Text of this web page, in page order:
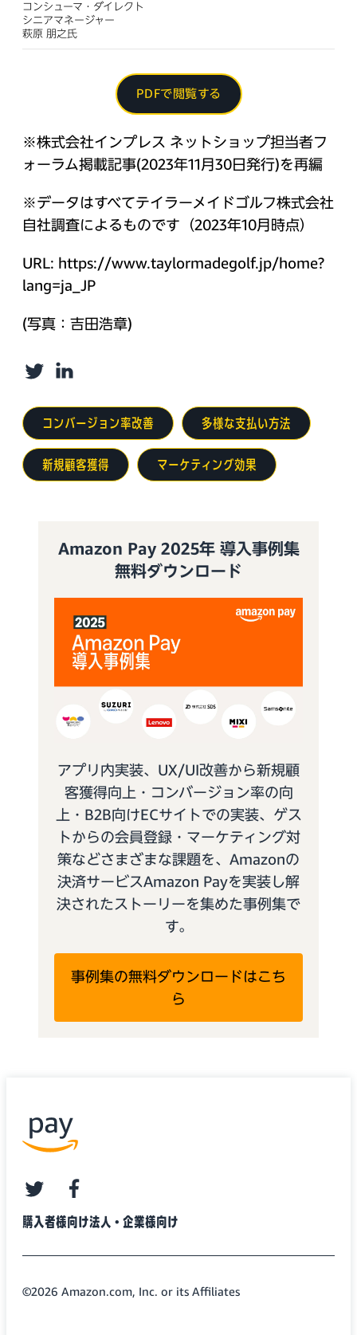
コンシューマ・ダイレクト
シニアマネージャー
萩原 朋之氏
PDFで閲覧する
※株式会社インプレス ネットショップ担当者フ
ォーラム掲載記事(2023年11月30日発行)を再編
※データはすべてテイラーメイドゴルフ株式会社
自社調査によるものです（2023年10月時点）
URL: https://www.taylormadegolf.jp/home?
lang=ja_JP
(写真：吉田浩章)
Twitter
コンバージョン率改善 多様な支払い方法
新規顧客獲得 マーケティング効果
Amazon Pay 2025年 導入事例集
無料ダウンロード
アプリ内実装、UX/UI改善から新規顧
客獲得向上・コンバージョン率の向
上・B2B向けECサイトでの実装、ゲス
トからの会員登録・マーケティング対
策などさまざまな課題を、Amazonの
決済サービスAmazon Payを実装し解
決されたストーリーを集めた事例集で
す。
事例集の無料ダウンロードはこち
ら
購入者様向け法人・企業様向け
twitterfacebook
©2026 Amazon.com, Inc. or its Affiliates